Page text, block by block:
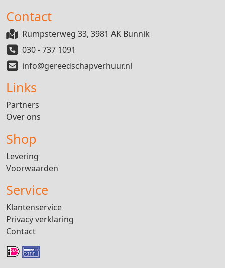
Contact
Rumpsterweg 33, 3981 AK Bunnik
030 - 737 1091
info@gereedschapverhuur.nl
Links
Partners
Over ons
Shop
Levering
Voorwaarden
Service
Klantenservice
Privacy verklaring
Contact